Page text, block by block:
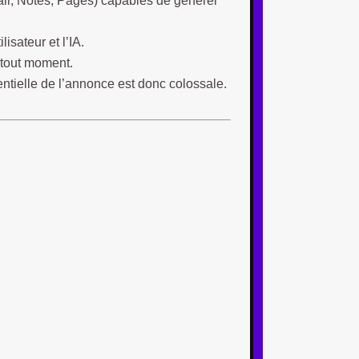
et l’IA.
moment.
de l’annonce est donc colossale.